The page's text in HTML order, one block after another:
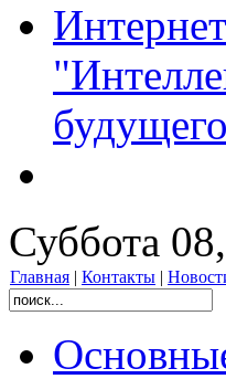
Суббота
Главная | Контакты |